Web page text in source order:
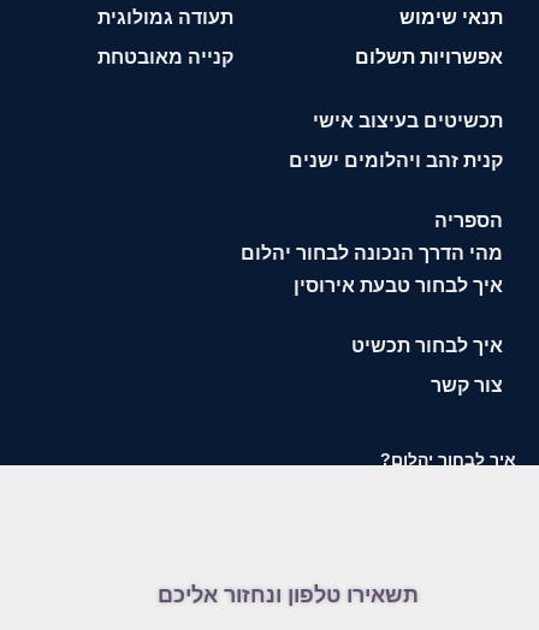
תנאי שימוש
אפשרויות תשלום
תעודה גמולוגית
קנייה מאובטחת
תכשיטים בעיצוב אישי
קנית זהב ויהלומים ישנים
הספריה
מהי הדרך הנכונה לבחור יהלום
איך לבחור טבעת אירוסין
איך לבחור תכשיט
צור קשר
איך לבחור יהלום?
תשאירו טלפון ונחזור אליכם